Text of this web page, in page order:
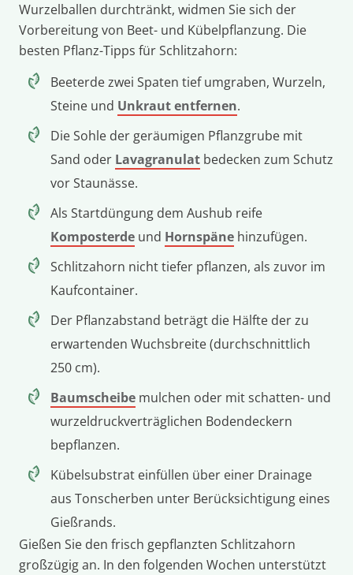
Wurzelballen durchtränkt, widmen Sie sich der
Vorbereitung von Beet- und Kübelpflanzung. Die
besten Pflanz-Tipps für Schlitzahorn:
Beeterde zwei Spaten tief umgraben, Wurzeln,
Steine und Unkraut entfernen.
Die Sohle der geräumigen Pflanzgrube mit
Sand oder Lavagranulat bedecken zum Schutz
vor Staunässe.
Als Startdüngung dem Aushub reife
Komposterde und Hornspäne hinzufügen.
Schlitzahorn nicht tiefer pflanzen, als zuvor im
Kaufcontainer.
Der Pflanzabstand beträgt die Hälfte der zu
erwartenden Wuchsbreite (durchschnittlich
250 cm).
Baumscheibe mulchen oder mit schatten- und
wurzeldruckverträglichen Bodendeckern
bepflanzen.
Kübelsubstrat einfüllen über einer Drainage
aus Tonscherben unter Berücksichtigung eines
Gießrands.
Gießen Sie den frisch gepflanzten Schlitzahorn
großzügig an. In den folgenden Wochen unterstützt